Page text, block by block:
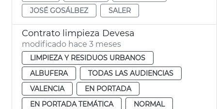
JOSÉ GOSÁLBEZ
SALER
Contrato limpieza Devesa
modificado hace 3 meses
LIMPIEZA Y RESIDUOS URBANOS
ALBUFERA
TODAS LAS AUDIENCIAS
VALENCIA
EN PORTADA
EN PORTADA TEMÁTICA
NORMAL